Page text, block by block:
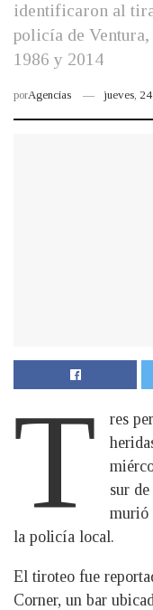
identificaron al
policía de
1986 y 2014
porAgencias jueves,
T
res
sur
murió
la policía local.
El tiroteo fue
Corner, un bar